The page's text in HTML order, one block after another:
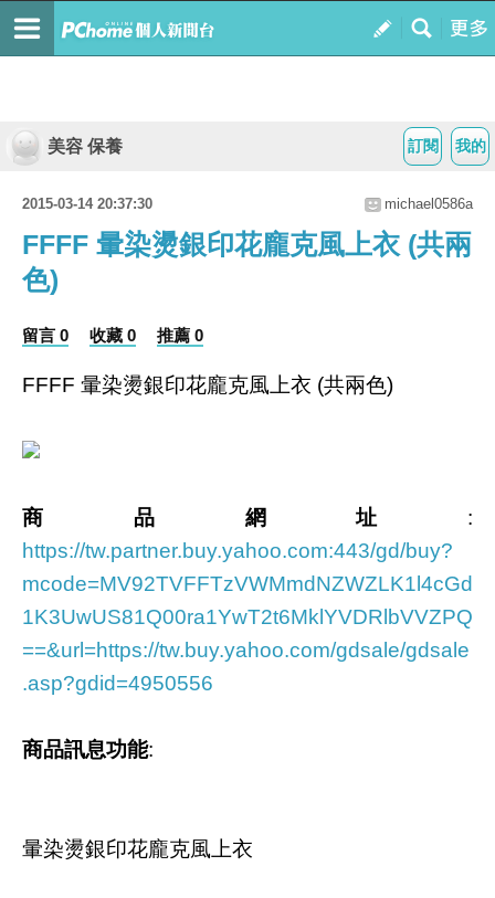
我的
訂閱
美容 保養
2015-03-14 20:37:30 michael0586a
FFFF 暈染燙銀印花龐克風上衣 (共兩
色)
留言 0 收藏 0 推薦 0
FFFF 暈染燙銀印花龐克風上衣 (共兩色)
商品網址 :
https://tw.partner.buy.yahoo.com:443/gd/buy?
mcode=MV92TVFFTzVWMmdNZWZLK1l4cGd
1K3UwUS81Q00ra1YwT2t6MklYVDRlbVVZPQ
==&url=https://tw.buy.yahoo.com/gdsale/gdsale
.asp?gdid=4950556
商品訊息功能:
暈染燙銀印花龐克風上衣